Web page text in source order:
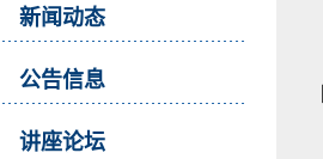
新闻动态
公告信息
讲座论坛